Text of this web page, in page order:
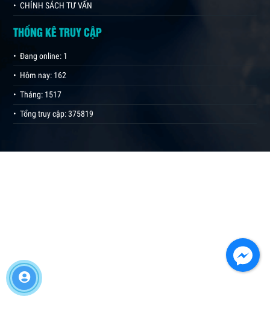
• CHÍNH SÁCH TƯ VẤN
THỐNG KÊ TRUY CẬP
• Đang online: 1
• Hôm nay: 162
• Tháng: 1517
• Tổng truy cập: 375819